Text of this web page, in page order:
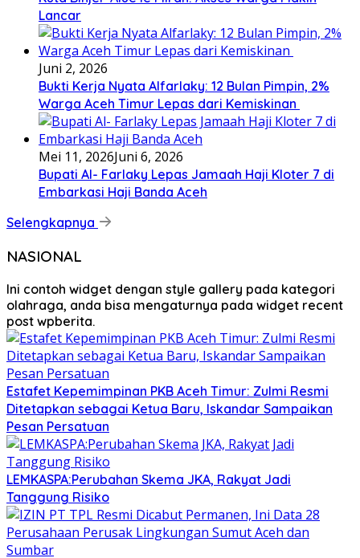
Lancar
Juni 2, 2026
Bukti Kerja Nyata Alfarlaky: 12 Bulan Pimpin, 2%
Warga Aceh Timur Lepas dari Kemiskinan ‎
Mei 11, 2026Juni 6, 2026
Bupati Al- Farlaky Lepas Jamaah Haji Kloter 7 di
Embarkasi Haji Banda Aceh
Selengkapnya
NASIONAL
Ini contoh widget dengan style gallery pada kategori
olahraga, anda bisa mengaturnya pada widget recent
post wpberita.
Estafet Kepemimpinan PKB Aceh Timur: Zulmi Resmi
Ditetapkan sebagai Ketua Baru, Iskandar Sampaikan
Pesan Persatuan
LEMKASPA:Perubahan Skema JKA, Rakyat Jadi
Tanggung Risiko